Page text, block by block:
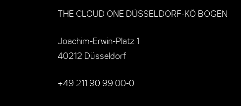
THE CLOUD ONE DÜSSELDORF-KÖ BOGEN
Joachim-Erwin-Platz 1
40212 Düsseldorf
+49 211 90 99 00-0